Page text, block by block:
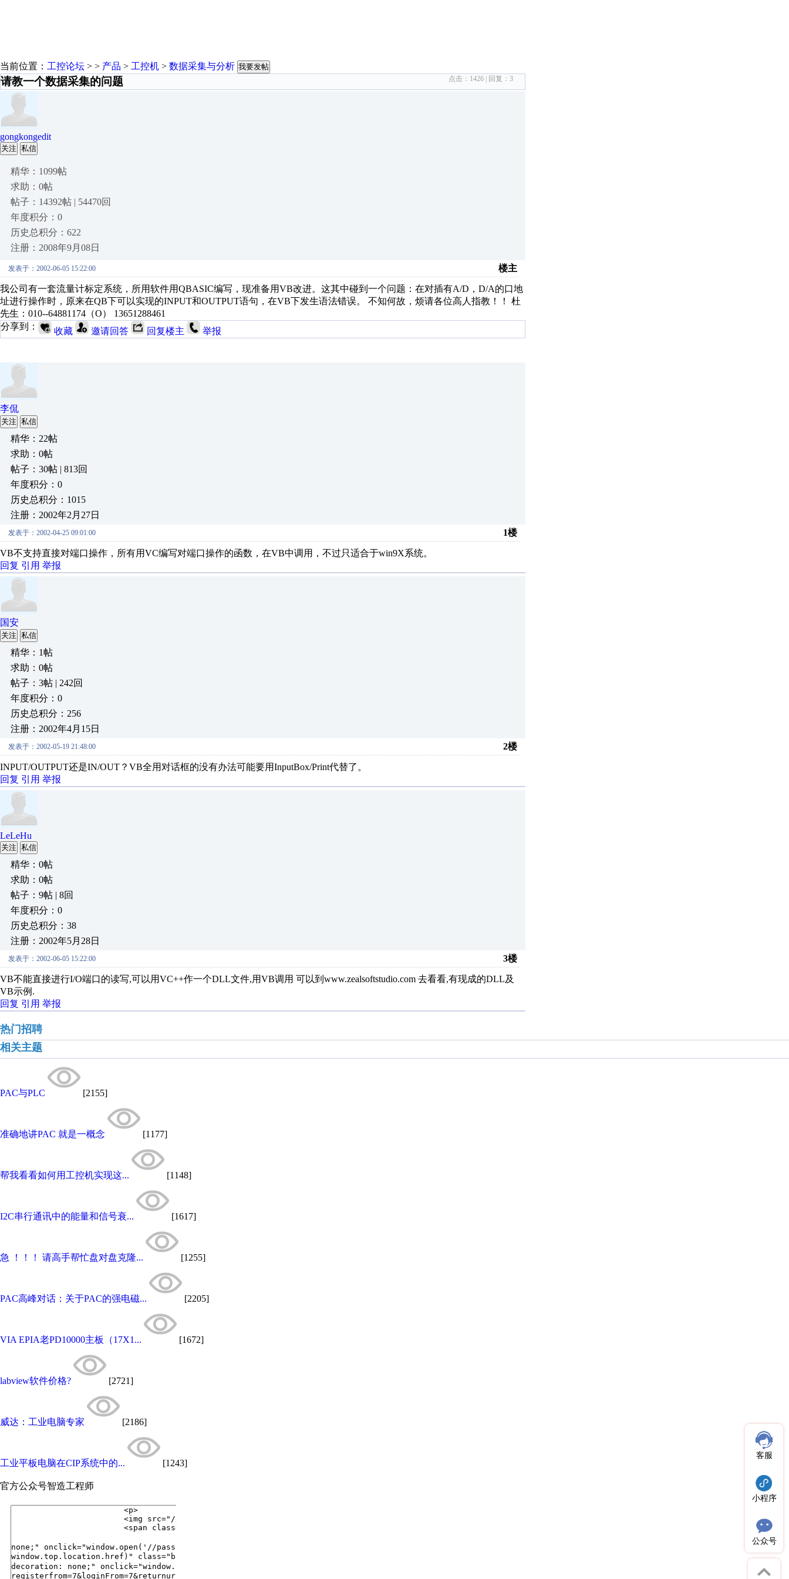
当前位置： 工控论坛 > > 产品 > 工控机 > 数据采集与分析 我要发帖
请教一个数据采集的问题 点击： 1426 | 回复： 3
gongkongedit
关注 私信
精华：1099帖
求助：0帖
帖子：14392帖 | 54470回
年度积分：0
历史总积分：622
注册：2008年9月08日
发表于：2002-06-05 15:22:00 楼主
我公司有一套流量计标定系统，所用软件用QBASIC编写，现准备用VB改进。这其中碰到一个问题：在对插有A/D，D/A的口地
址进行操作时，原来在QB下可以实现的INPUT和OUTPUT语句，在VB下发生语法错误。 不知何故，烦请各位高人指教！！ 杜
先生：010--64881174（O） 13651288461
分享到：
收藏 邀请回答 回复楼主 举报
李侃
关注 私信
精华：22帖
求助：0帖
帖子：30帖 | 813回
年度积分：0
历史总积分：1015
注册：2002年2月27日
发表于：2002-04-25 09:01:00 1楼
VB不支持直接对端口操作，所有用VC编写对端口操作的函数，在VB中调用，不过只适合于win9X系统。
回复 引用 举报
国安
关注 私信
精华：1帖
求助：0帖
帖子：3帖 | 242回
年度积分：0
历史总积分：256
注册：2002年4月15日
发表于：2002-05-19 21:48:00 2楼
INPUT/OUTPUT还是IN/OUT？VB全用对话框的没有办法可能要用InputBox/Print代替了。
回复 引用 举报
LeLeHu
关注 私信
精华：0帖
求助：0帖
帖子：9帖 | 8回
年度积分：0
历史总积分：38
注册：2002年5月28日
发表于：2002-06-05 15:22:00 3楼
VB不能直接进行I/O端口的读写,可以用VC++作一个DLL文件,用VB调用 可以到www.zealsoftstudio.com 去看看,有现成的DLL及
VB示例.
回复 引用 举报
热门招聘
相关主题
PAC与PLC [2155]
准确地讲PAC 就是一概念 [1177]
帮我看看如何用工控机实现这... [1148]
I2C串行通讯中的能量和信号衰... [1617]
急 ！！！ 请高手帮忙盘对盘克隆... [1255]
PAC高峰对话：关于PAC的强电磁... [2205]
VIA EPIA老PD10000主板（17X1... [1672]
labview软件价格? [2721]
威达：工业电脑专家 [2186]
工业平板电脑​在CIP系统中的... [1243]
官方公众号智造工程师
客服
小程序
公众号